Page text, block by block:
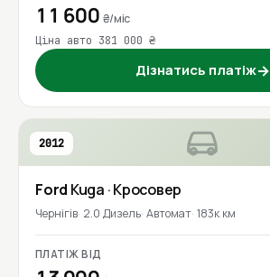
11 600 ₴/міс
Ціна авто 381 000 ₴
Дізнатись платіж→
2012
Ford Kuga · Кросовер
Чернігів 2.0 Дизель Автомат 183к км
ПЛАТІЖ ВІД